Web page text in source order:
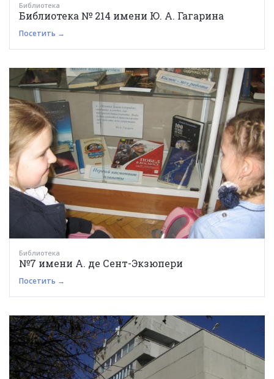
Библиотека
Библиотека № 214 имени Ю. А. Гагарина
Посетить →
Библиотека
№7 имени А. де Сент-Экзюпери
Посетить →